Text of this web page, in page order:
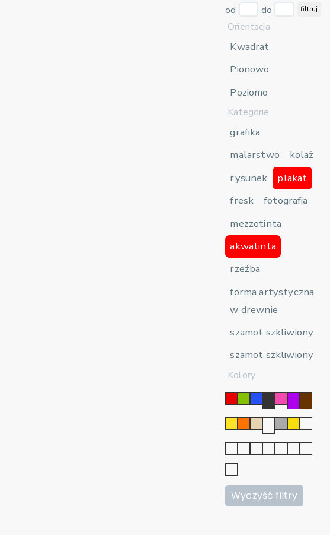
od
do filtruj
Orientacja
Kwadrat
Pionowo
Poziomo
Kategorie
grafika
malarstwo
kolaż
rysunek
plakat
fresk
fotografia
mezzotinta
akwatinta
rzeźba
forma artystyczna
w drewnie
szamot szkliwiony
szamot szkliwiony
Kolory
Wyczyść filtry